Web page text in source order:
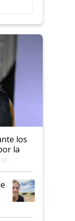
los
la
de
un